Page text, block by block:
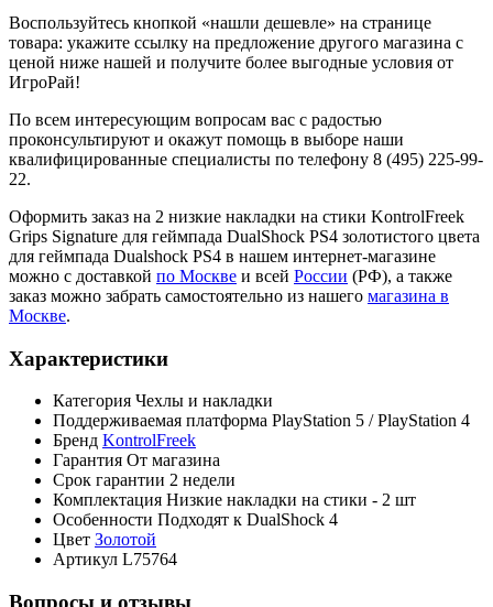
Воспользуйтесь кнопкой «нашли дешевле» на странице
товара: укажите ссылку на предложение другого магазина с
ценой ниже нашей и получите более выгодные условия от
ИгроРай!
По всем интересующим вопросам вас с радостью
проконсультируют и окажут помощь в выборе наши
квалифицированные специалисты по телефону 8 (495) 225-99-
22.
Оформить заказ на 2 низкие накладки на стики KontrolFreek
Grips Signature для геймпада DualShock PS4 золотистого цвета
для геймпада Dualshock PS4 в нашем интернет-магазине
можно с доставкой по Москве и всей России (РФ), а также
заказ можно забрать самостоятельно из нашего магазина в
Москве.
Характеристики
Категория Чехлы и накладки
Поддерживаемая платформа PlayStation 5 / PlayStation 4
Бренд KontrolFreek
Гарантия От магазина
Срок гарантии 2 недели
Комплектация Низкие накладки на стики - 2 шт
Особенности Подходят к DualShock 4
Цвет Золотой
Артикул L75764
Вопросы и отзывы